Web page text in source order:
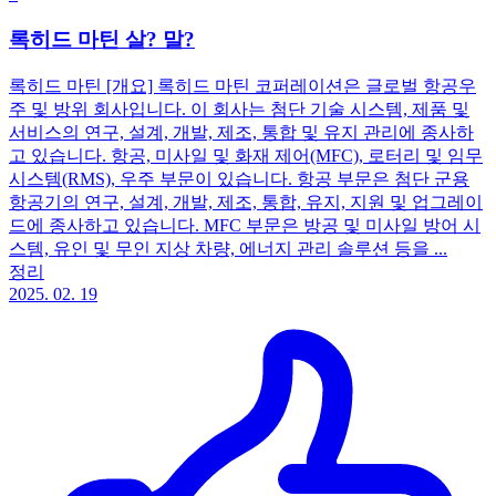
록히드 마틴 살? 말?
록히드 마틴 [개요] 록히드 마틴 코퍼레이션은 글로벌 항공우
주 및 방위 회사입니다. 이 회사는 첨단 기술 시스템, 제품 및
서비스의 연구, 설계, 개발, 제조, 통합 및 유지 관리에 종사하
고 있습니다. 항공, 미사일 및 화재 제어(MFC), 로터리 및 임무
시스템(RMS), 우주 부문이 있습니다. 항공 부문은 첨단 군용
항공기의 연구, 설계, 개발, 제조, 통합, 유지, 지원 및 업그레이
드에 종사하고 있습니다. MFC 부문은 방공 및 미사일 방어 시
스템, 유인 및 무인 지상 차량, 에너지 관리 솔루션 등을 ...
정리
2025. 02. 19